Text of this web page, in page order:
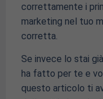
correttamente i
marketing nel tuo
corretta.
Se invece lo stai
ha fatto per te e
questo articolo ti